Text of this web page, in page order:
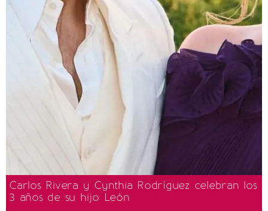
Carlos Rivera y Cynthia Rodríguez celebran los
3 años de su hijo León